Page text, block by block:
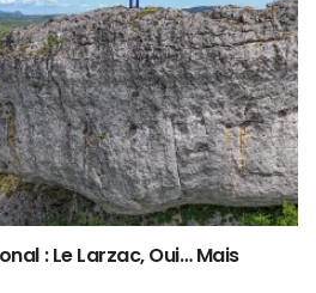
: Le Larzac, Oui… Mais